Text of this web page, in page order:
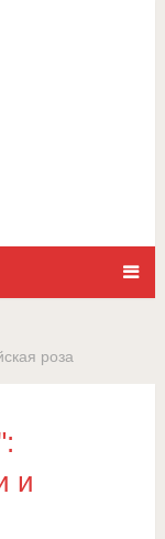
роза
и
по